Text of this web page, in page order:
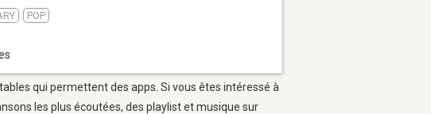
POP
qui permettent des apps. Si vous êtes intéressé à
les plus écoutées, des playlist et musique sur